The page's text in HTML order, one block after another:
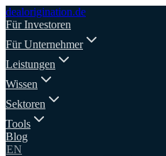
dealorigination.de
Für Investoren
Für Unternehmer
Leistungen
Wissen
Sektoren
Tools
Blog
EN